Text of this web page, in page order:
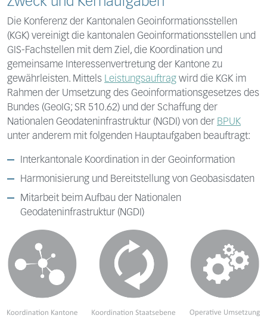
Die Konferenz der Kantonalen Geoinformationsstellen
(KGK) vereinigt die kantonalen Geoinformationsstellen und
GIS-Fachstellen mit dem Ziel, die Koordination und
gemeinsame Interessenvertretung der Kantone zu
gewährleisten. Mittels Leistungsauftrag wird die KGK im
Rahmen der Umsetzung des Geoinformationsgesetzes des
Bundes (GeoIG; SR 510.62) und der Schaffung der
Nationalen Geodateninfrastruktur (NGDI) von der BPUK
unter anderem mit folgenden Hauptaufgaben beauftragt:
Interkantonale Koordination in der Geoinformation
Harmonisierung und Bereitstellung von Geobasisdaten
Mitarbeit beim Aufbau der Nationalen
Geodateninfrastruktur (NGDI)